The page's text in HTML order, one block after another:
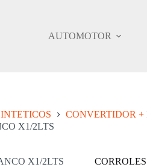
AUTOMOTOR
CONVERTIDOR +
X1/2LTS